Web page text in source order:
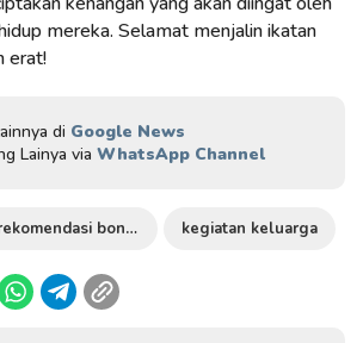
mereka. Selamat menjalin ikatan
erat!
di Google News
Lainya via WhatsApp Channel
rekomendasi bonding kegiatan keluarga